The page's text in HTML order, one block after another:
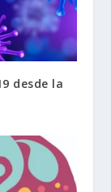
desde la